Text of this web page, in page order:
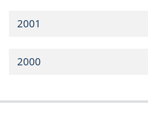
2001
2000